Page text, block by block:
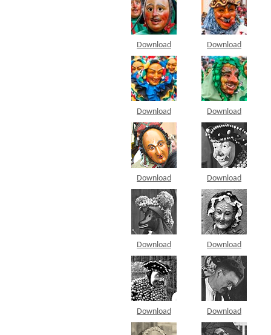
Download Download
Download Download
Download Download
Download Download
Download Download